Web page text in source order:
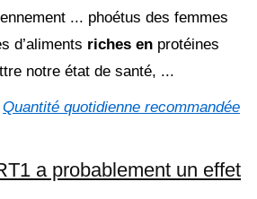
... phoétus des femmes
d’aliments riches en protéines
notre état de santé, ...
Quantité quotidienne recommandée
a probablement un effet